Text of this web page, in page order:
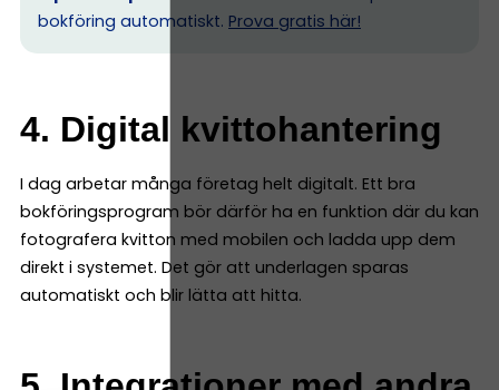
bokföring automatiskt. Prova gratis här!
4. Digital kvittohantering
I dag arbetar många företag helt digitalt. Ett bra
bokföringsprogram bör därför ha en funktion där du kan
fotografera kvitton med mobilen och ladda upp dem
direkt i systemet. Det gör att underlagen sparas
automatiskt och blir lätta att hitta.